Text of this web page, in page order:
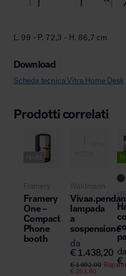
L. 99 - P. 72,3 - H. 86,7 cm
Download
Scheda tecnica Vitra Home Desk
Prodotti correlati
Framery
Framery
One –
Compact
Phone
booth
Waldmann
lampada
a
sospensione
da
€ 1.438,20
€1.692,00
€253,80
da
€